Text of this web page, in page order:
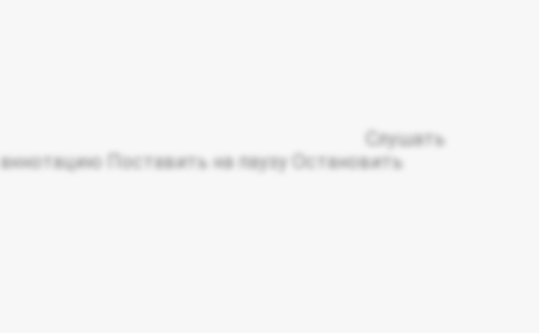
Слушать
аннотацию
Поставить на паузу Остановить